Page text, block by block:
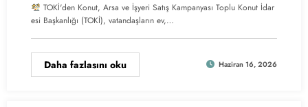
TOKİ'den Konut, Arsa ve İşyeri Satış Kampanyası Toplu Konut İdar
esi Başkanlığı (TOKİ), vatandaşların ev,…
Daha fazlasını oku Haziran 16, 2026